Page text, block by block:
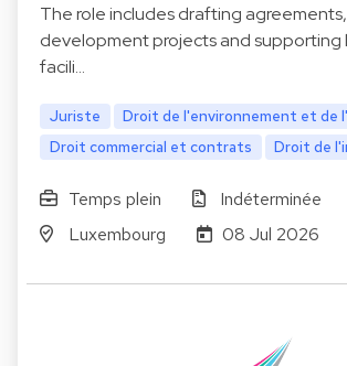
The role includes drafting
development projects and supporting
facili…
Juriste
Droit de l'environnement et de
Droit commercial et contrats
Droit de
Temps plein
Indéterminée
Luxembourg
08 Jul 2026